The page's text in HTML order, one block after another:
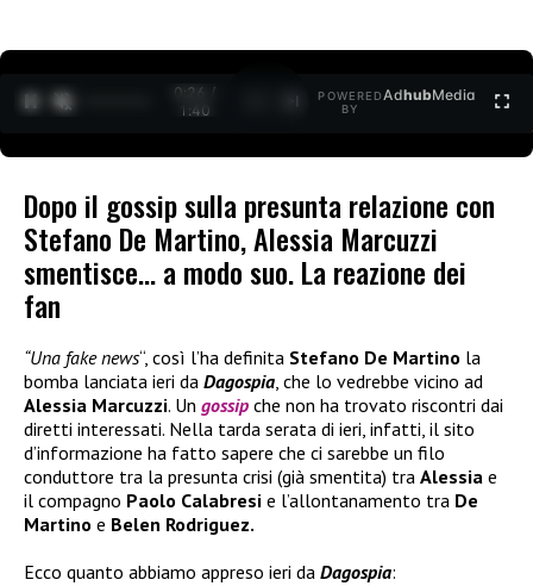
0:27 /
1:40
POWERED
BY
AdhubMedia
Dopo il gossip sulla presunta relazione con
Stefano De Martino, Alessia Marcuzzi
smentisce… a modo suo. La reazione dei
fan
“Una fake news“, così l’ha definita Stefano De Martino la
bomba lanciata ieri da Dagospia, che lo vedrebbe vicino ad
Alessia Marcuzzi. Un gossip che non ha trovato riscontri dai
diretti interessati. Nella tarda serata di ieri, infatti, il sito
d’informazione ha fatto sapere che ci sarebbe un filo
conduttore tra la presunta crisi (già smentita) tra Alessia e
il compagno Paolo Calabresi e l’allontanamento tra De
Martino e Belen Rodriguez.
Ecco quanto abbiamo appreso ieri da Dagospia: